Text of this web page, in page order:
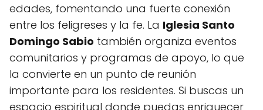
edades, fomentando una fuerte conexión
entre los feligreses y la fe. La Iglesia Santo
Domingo Sabio también organiza eventos
comunitarios y programas de apoyo, lo que
la convierte en un punto de reunión
importante para los residentes. Si buscas un
espacio espiritual donde puedas enriquecer